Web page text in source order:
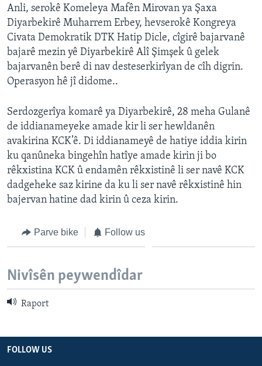
Zimanên Din
Anli, serokê Komeleya Mafên Mirovan ya Şaxa
Diyarbekirê Muharrem Erbey, hevserokê Kongreya
Civata Demokratik DTK Hatip Dicle, cîgirê bajarvanê
bajarê mezin yê Diyarbekirê Alî Şimşek û gelek
bajarvanên berê di nav desteserkirîyan de cîh digrin.
Operasyon hê jî didome..
Serdozgerîya komarê ya Diyarbekirê, 28 meha Gulanê
de iddianameyeke amade kir li ser hewldanên
avakirina KCK’ê. Di iddianameyê de hatiye iddia kirin
ku qanûneka bingehîn hatîye amade kirin ji bo
rêkxistina KCK û endamên rêkxistinê li ser navê KCK
dadgeheke saz kirine da ku li ser navê rêkxistinê hin
bajervan hatine dad kirin û ceza kirin.
Parve bike Follow us
Nivîsên peywendîdar
Raport
FOLLOW US